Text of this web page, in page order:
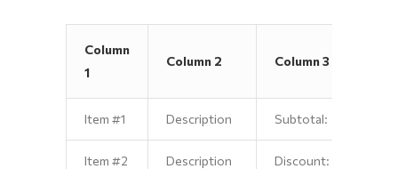
Column
1
Column 2 Column 3
Item #1 Description Subtotal:
Item #2 Description Discount: